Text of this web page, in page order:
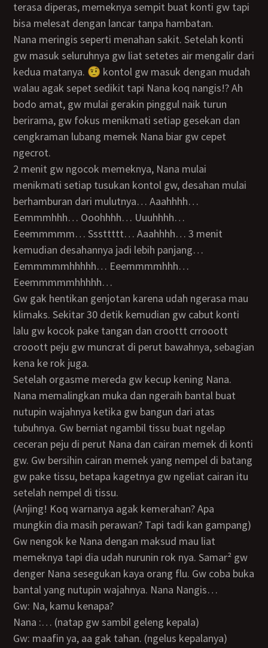
terasa diperas, memeknya sempit buat konti gw tapi
bisa melesat dengan lancar tanpa hambatan.
Nana meringis seperti menahan sakit. Setelah konti
gw masuk seluruhnya gw liat setetes air mengalir dari
kedua matanya. 🤨 kontol gw masuk dengan mudah
walau agak sepet sedikit tapi Nana koq nangis!? Ah
bodo amat, gw mulai gerakin pinggul naik turun
berirama, gw fokus menikmati setiap gesekan dan
cengkraman lubang memek Nana biar gw cepet
ngecrot.
2 menit gw ngocok memeknya, Nana mulai
menikmati setiap tusukan kontol gw, desahan mulai
berhamburan dari mulutnya… Aaahhhh…
Eemmmhhh… Ooohhhh… Uuuhhhh…
Eeemmmmm… Sssttttt… Aaahhhh… 3 menit
kemudian desahannya jadi lebih panjang…
Eemmmmmhhhhh… Eeemmmmhhh…
Eeemmmmmhhhhh…
Gw gak hentikan genjotan karena udah ngerasa mau
klimaks. Sekitar 30 detik kemudian gw cabut konti
lalu gw kocok pake tangan dan croottt crrooott
crooott peju gw muncrat di perut bawahnya, sebagian
kena ke rok juga.
Setelah orgasme mereda gw kecup kening Nana.
Nana memalingkan muka dan ngeraih bantal buat
nutupin wajahnya ketika gw bangun dari atas
tubuhnya. Gw berniat ngambil tissu buat ngelap
ceceran peju di perut Nana dan cairan memek di konti
gw. Gw bersihin cairan memek yang nempel di batang
gw pake tissu, betapa kagetnya gw ngeliat cairan itu
setelah nempel di tissu.
(Anjing! Koq warnanya agak kemerahan? Apa
mungkin dia masih perawan? Tapi tadi kan gampang)
Gw nengok ke Nana dengan maksud mau liat
memeknya tapi dia udah nurunin rok nya. Samar² gw
denger Nana sesegukan kaya orang flu. Gw coba buka
bantal yang nutupin wajahnya. Nana Nangis…
Gw: Na, kamu kenapa?
Nana :… (natap gw sambil geleng kepala)
Gw: maafin ya, aa gak tahan. (ngelus kepalanya)